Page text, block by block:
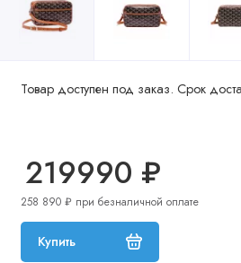
Товар доступен под заказ. Срок
219990 ₽
258 890 ₽ при безналичной оплате
Купить